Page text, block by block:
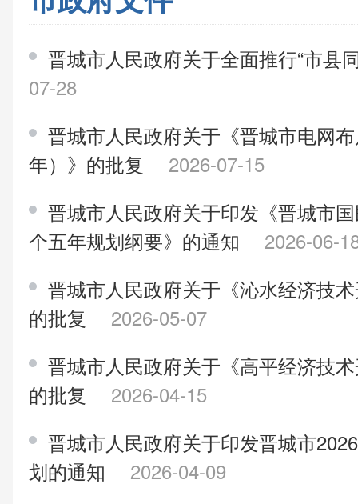
晋城市人民政府关于全面推行“市县
07-28
晋城市人民政府关于《晋城市电网
年）》的批复
2026-07-15
晋城市人民政府关于印发《晋城市
个五年规划纲要》的通知
2026-06-
晋城市人民政府关于《沁水经济技
的批复
2026-05-07
晋城市人民政府关于《高平经济技
的批复
2026-04-15
晋城市人民政府关于印发晋城市
划的通知
2026-04-09